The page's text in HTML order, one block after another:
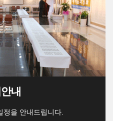
내
정을 안내드립니다.